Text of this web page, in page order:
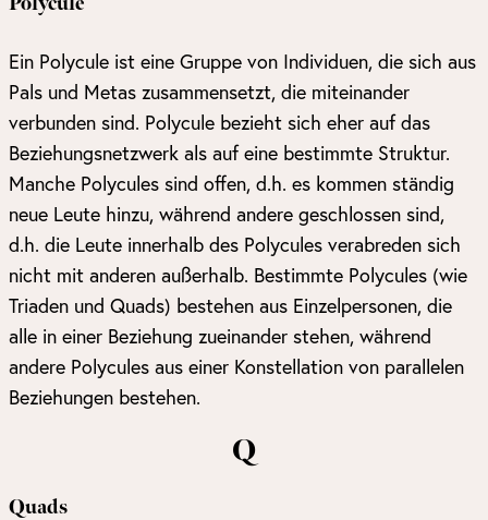
Ein Polycule ist eine Gruppe von Individuen, die sich aus
Pals und Metas zusammensetzt, die miteinander
verbunden sind. Polycule bezieht sich eher auf das
Beziehungsnetzwerk als auf eine bestimmte Struktur.
Manche Polycules sind offen, d.h. es kommen ständig
neue Leute hinzu, während andere geschlossen sind,
d.h. die Leute innerhalb des Polycules verabreden sich
nicht mit anderen außerhalb. Bestimmte Polycules (wie
Triaden und Quads) bestehen aus Einzelpersonen, die
alle in einer Beziehung zueinander stehen, während
andere Polycules aus einer Konstellation von parallelen
Beziehungen bestehen.
Q
Quads